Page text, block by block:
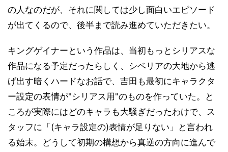
の人なのだが、それに関しては少し面白いエピソード
が出てくるので、後半まで読み進めていただきたい。
キングゲイナーという作品は、当初もっとシリアスな
作品になる予定だったらしく、シベリアの大地から逃
げ出す暗くハードなお話で、吉田も最初にキャラクタ
ー設定の表情が"シリアス用"のものを作っていた。と
ころが実際にはどのキャラも大騒ぎだったわけで、ス
タッフに「(キャラ設定の)表情が足りない」と言われ
る始末。どうして初期の構想から真逆の方向に進んで